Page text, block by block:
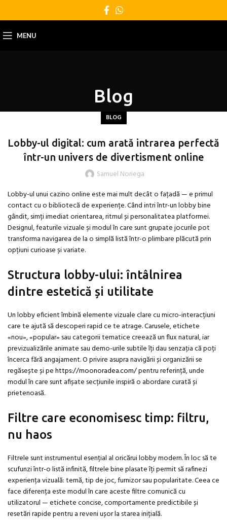
MENU
Blog
BLOG
Lobby-ul digital: cum arată intrarea perfectă
într-un univers de divertisment online
Samuel Noriega
Lobby-ul unui cazino online este mai mult decât o fațadă — e primul
contact cu o bibliotecă de experiențe. Când intri într-un lobby bine
gândit, simți imediat orientarea, ritmul și personalitatea platformei.
Designul, featurile vizuale şi modul în care sunt grupate jocurile pot
transforma navigarea de la o simplă listă într-o plimbare plăcută prin
opțiuni curioase și variate.
Structura lobby-ului: întâlnirea
dintre estetică și utilitate
Un lobby eficient îmbină elemente vizuale clare cu micro-interacțiuni
care te ajută să descoperi rapid ce te atrage. Carusele, etichete
«nou», «popular» sau categorii tematice creează un flux natural, iar
previzualizările animate sau demo-urile subtile îți dau senzația că poți
încerca fără angajament. O privire asupra navigării și organizării se
regăsește și pehttps://moonoradea.com/pentru referință, unde
modul în care sunt afișate secțiunile inspiră o abordare curată și
prietenoasă.
Filtre care economisesc timp: filtru,
nu haos
Filtrele sunt instrumentul esențial al oricărui lobby modern. În loc să te
scufunzi într-o listă infinită, filtrele bine plasate îți permit să rafinezi
experiența vizuală: temă, tip de joc, furnizor sau popularitate. Ceea ce
face diferența este modul în care aceste filtre comunică cu
utilizatorul — etichete concise, comportamente predictibile și
resetări rapide pentru a reveni ușor la starea inițială.